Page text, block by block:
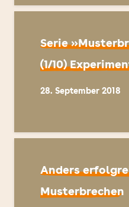
Serie
(1/10)
28. September 2018
Anders
Musterbrechen